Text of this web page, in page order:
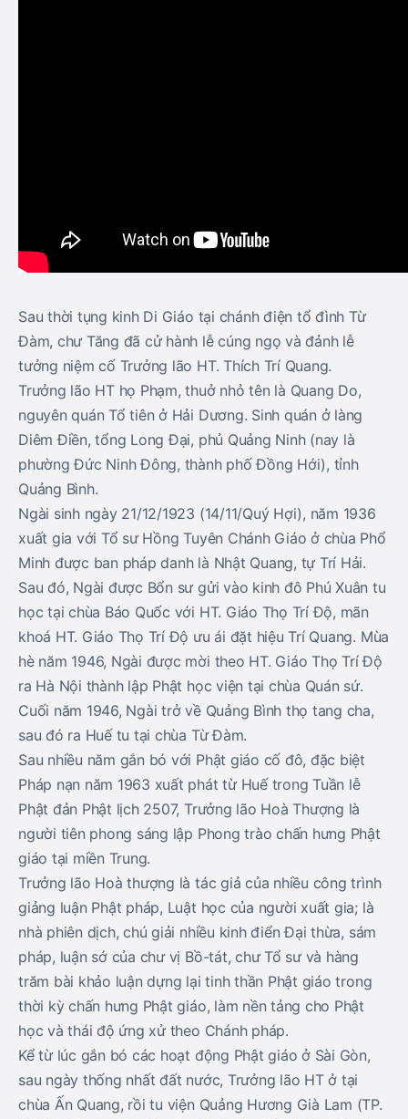
Sau thời tụng kinh Di Giáo tại chánh điện tổ đình Từ
Đàm, chư Tăng đã cử hành lễ cúng ngọ và đảnh lễ
tưởng niệm cố Trưởng lão HT. Thích Trí Quang.
Trưởng lão HT họ Phạm, thuở nhỏ tên là Quang Do,
nguyên quán Tổ tiên ở Hải Dương. Sinh quán ở làng
Diêm Điền, tổng Long Đại, phủ Quảng Ninh (nay là
phường Đức Ninh Đông, thành phố Đồng Hới), tỉnh
Quảng Bình.
Ngài sinh ngày 21/12/1923 (14/11/Quý Hợi), năm 1936
xuất gia với Tổ sư Hồng Tuyên Chánh Giáo ở chùa Phổ
Minh được ban pháp danh là Nhật Quang, tự Trí Hải.
Sau đó, Ngài được Bổn sư gửi vào kinh đô Phú Xuân tu
học tại chùa Báo Quốc với HT. Giáo Thọ Trí Độ, mãn
khoá HT. Giáo Thọ Trí Độ ưu ái đặt hiệu Trí Quang. Mùa
hè năm 1946, Ngài được mời theo HT. Giáo Thọ Trí Độ
ra Hà Nội thành lập Phật học viện tại chùa Quán sứ.
Cuối năm 1946, Ngài trở về Quảng Bình thọ tang cha,
sau đó ra Huế tu tại chùa Từ Đàm.
Sau nhiều năm gắn bó với Phật giáo cố đô, đặc biệt
Pháp nạn năm 1963 xuất phát từ Huế trong Tuần lễ
Phật đản Phật lịch 2507, Trưởng lão Hoà Thượng là
người tiên phong sáng lập Phong trào chấn hưng Phật
giáo tại miền Trung.
Trưởng lão Hoà thượng là tác giả của nhiều công trình
giảng luận Phật pháp, Luật học của người xuất gia; là
nhà phiên dịch, chú giải nhiều kinh điển Đại thừa, sám
pháp, luận sớ của chư vị Bồ-tát, chư Tổ sư và hàng
trăm bài khảo luận dựng lại tinh thần Phật giáo trong
thời kỳ chấn hưng Phật giáo, làm nền tảng cho Phật
học và thái độ ứng xử theo Chánh pháp.
Kể từ lúc gắn bó các hoạt động Phật giáo ở Sài Gòn,
sau ngày thống nhất đất nước, Trưởng lão HT ở tại
chùa Ấn Quang, rồi tu viện Quảng Hương Già Lam (TP.